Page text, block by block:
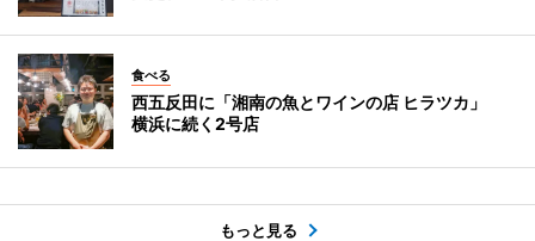
食べる
西五反田に「湘南の魚とワインの店 ヒラツカ」
横浜に続く2号店
もっと見る